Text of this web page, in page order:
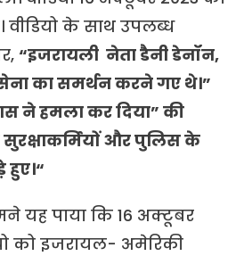
वीडियो के साथ उपलब्ध
“इजरायली नेताडैनीडेनॉन,
कासमर्थनकरनेगए थे।”
नेहमलाकरदिया” की
सुरक्षाकर्मियों औरपुलिसके
हुए।“
यह पाया कि 16 अक्टूबर
को इजरायल- अमेरिकी